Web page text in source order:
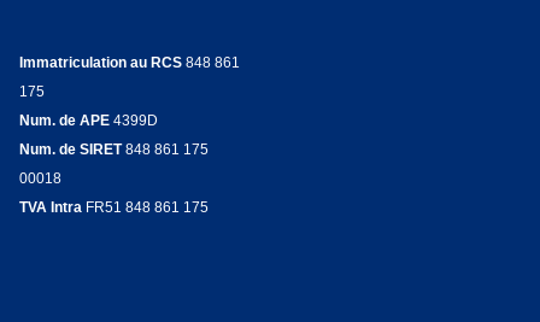
Immatriculation au RCS 848 861
175
Num. de APE 4399D
Num. de SIRET848 861 175
00018
TVA Intra FR51 848 861 175